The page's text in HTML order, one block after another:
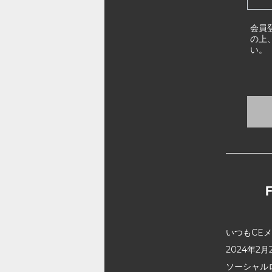
会員
の上
い。
いつもCE
2024年2月
ソーシャ